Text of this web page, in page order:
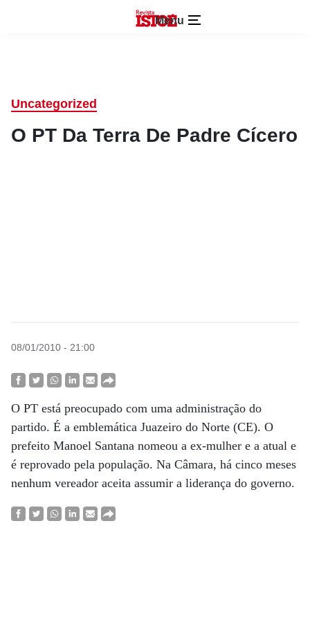
Menu
Uncategorized
O PT Da Terra De Padre Cícero
08/01/2010 - 21:00
O PT está preocupado com uma administração do
partido. É a emblemática Juazeiro do Norte (CE). O
prefeito Manoel Santana nomeou a ex-mulher e a atual e
é reprovado pela população. Na Câmara, há cinco meses
nenhum vereador aceita assumir a liderança do governo.